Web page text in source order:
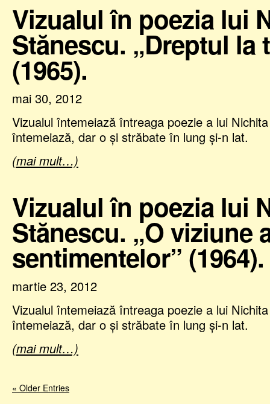
Vizualul în poezia lui
Stănescu. „Dreptul la
(1965).
mai 30, 2012
Vizualul întemeiază întreaga poezie a lui
întemeiază, dar o şi străbate în lung şi-n lat.
(mai mult…)
Vizualul în poezia lui
Stănescu. „O viziune
sentimentelor” (1964).
martie 23, 2012
Vizualul întemeiază întreaga poezie a lui
întemeiază, dar o şi străbate în lung şi-n lat.
(mai mult…)
« Older Entries